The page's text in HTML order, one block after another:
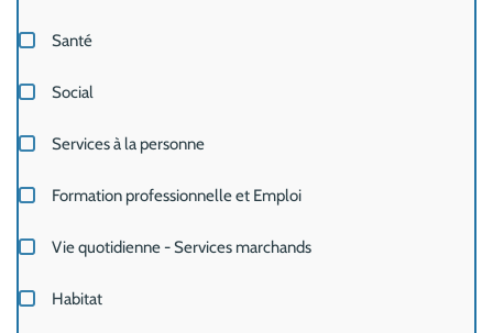
Santé
Social
Services à la personne
Formation professionnelle et Emploi
Vie quotidienne - Services marchands
Habitat